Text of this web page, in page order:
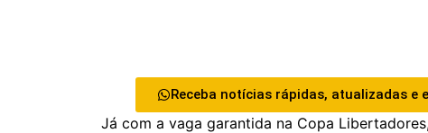
Receba notícias rápidas, atualizadas e
Já com a vaga garantida na Copa